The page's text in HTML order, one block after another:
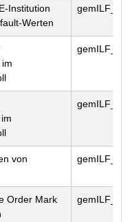
Institution
Werten
von
Order Mark